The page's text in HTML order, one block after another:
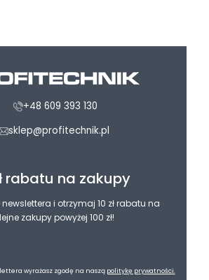
+48 609 393 130
sklep@profitechnik.pl
rabatu na zakupy
i otrzymaj 10 zł rabatu na
zakupy powyżej 100 zł!
wyrażasz zgodę na naszą politykę prywatności.